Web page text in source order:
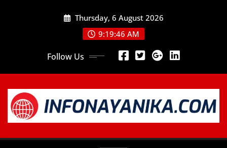
Thursday, 6 August 2026
9:19:47 AM
Follow Us